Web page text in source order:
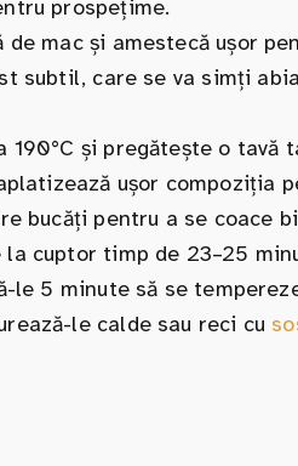
prospețime.
de mac și amestecă ușor
subtil, care se va simți
190°C și pregătește o tavă
ușor compoziția
bucăți pentru a se coace
cuptor timp de 23–25
le 5 minute să se
le calde sau reci cu